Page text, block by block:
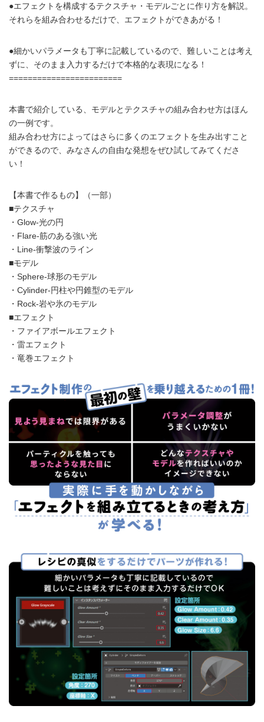
●エフェクトを構成するテクスチャ・モデルごとに作り方を解説。
それらを組み合わせるだけで、エフェクトができあがる！
●細かいパラメータも丁寧に記載しているので、難しいことは考え
ずに、そのまま入力するだけで本格的な表現になる！
========================
本書で紹介している、モデルとテクスチャの組み合わせ方はほん
の一例です。
組み合わせ方によってはさらに多くのエフェクトを生み出すこと
ができるので、みなさんの自由な発想をぜひ試してみてくださ
い！
【本書で作るもの】（一部）
■テクスチャ
・Glow-光の円
・Flare-筋のある強い光
・Line-衝撃波のライン
■モデル
・Sphere-球形のモデル
・Cylinder-円柱や円錐型のモデル
・Rock-岩や氷のモデル
■エフェクト
・ファイアボールエフェクト
・雷エフェクト
・竜巻エフェクト